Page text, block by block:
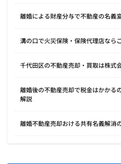
離婚による財産分与で不動産の名義
溝の口で火災保険・保険代理店なら
千代田区の不動産売却・買取は株式
離婚後の不動産売却で税金はかかる
解説
離婚不動産売却おける共有名義解消